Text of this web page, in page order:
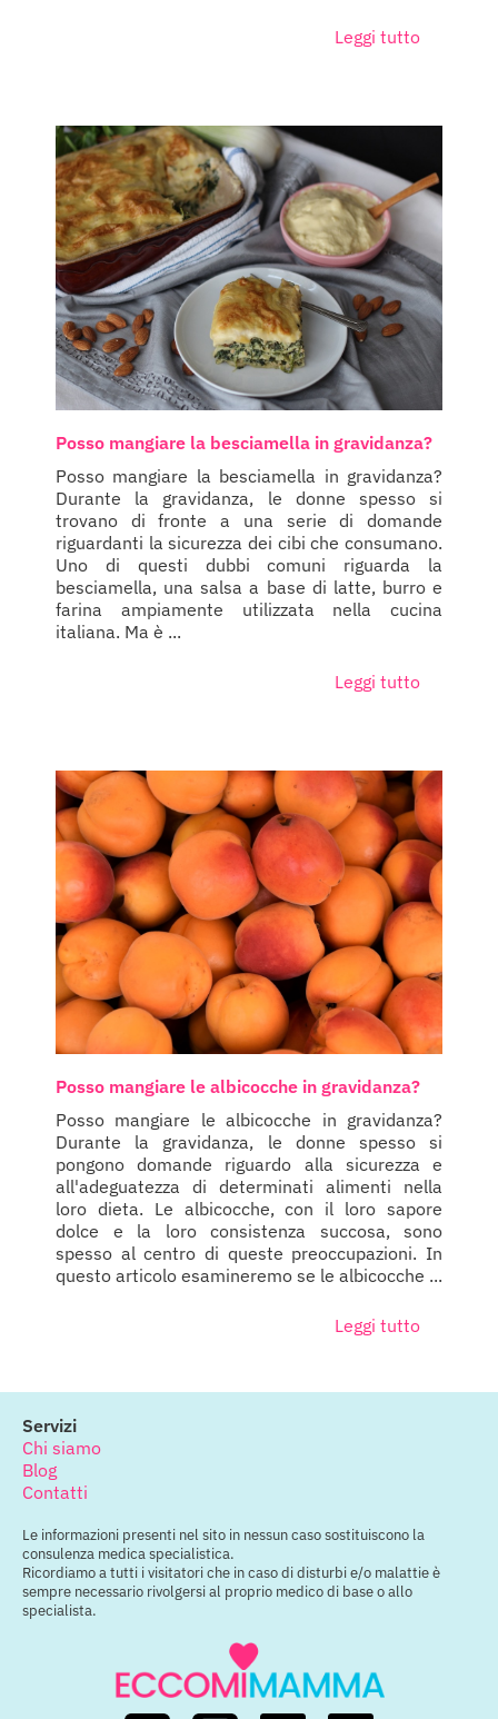
Leggi tutto
Posso mangiare la besciamella in gravidanza?
Posso mangiare la besciamella in gravidanza?
Durante la gravidanza, le donne spesso si
trovano di fronte a una serie di domande
riguardanti la sicurezza dei cibi che consumano.
Uno di questi dubbi comuni riguarda la
besciamella, una salsa a base di latte, burro e
farina ampiamente utilizzata nella cucina
italiana. Ma è ...
Leggi tutto
Posso mangiare le albicocche in gravidanza?
Posso mangiare le albicocche in gravidanza?
Durante la gravidanza, le donne spesso si
pongono domande riguardo alla sicurezza e
all'adeguatezza di determinati alimenti nella
loro dieta. Le albicocche, con il loro sapore
dolce e la loro consistenza succosa, sono
spesso al centro di queste preoccupazioni. In
questo articolo esamineremo se le albicocche ...
Leggi tutto
Servizi
Chi siamo
Blog
Contatti
Le informazioni presenti nel sito in nessun caso sostituiscono la
consulenza medica specialistica.
Ricordiamo a tutti i visitatori che in caso di disturbi e/o malattie è
sempre necessario rivolgersi al proprio medico di base o allo
specialista.